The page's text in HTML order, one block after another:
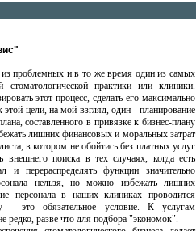
из проблемных и в то же время один из самых
практики или клиники.
этот процесс, сделать его максимально
цели, на мой взгляд, один - планирование
составленного в привязке к бизнес-плану
лишних финансовых и моральных затрат
в котором не обойтись без платных услуг
внешнего поиска в тех случаях, когда есть
и перераспределять функции значительно
нельзя, но можно избежать лишних
персонала в наших клиниках проводится
- это обязательное условие. К услугам
редко, разве что для подбора "экономок".